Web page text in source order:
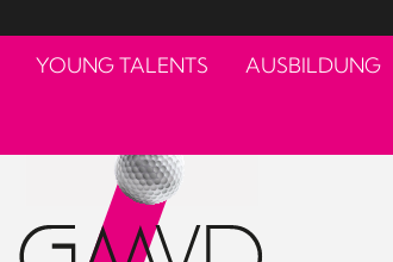
YOUNG TALENTS AUSBILDUNG